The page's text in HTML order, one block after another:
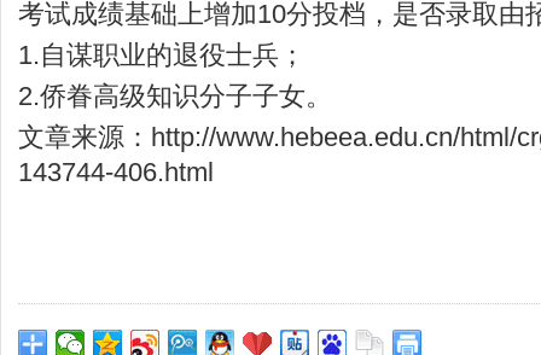
考试成绩基础上增加10分投档，是否录取由
1.自谋职业的退役士兵；
2.侨眷高级知识分子子女。
文章来源：http://www.hebeea.edu.cn/html/
143744-406.html